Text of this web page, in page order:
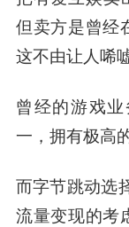
但卖方是曾经
这不由让人唏
曾经的游戏
一，拥有极高
而字节跳动选
流量变现的考